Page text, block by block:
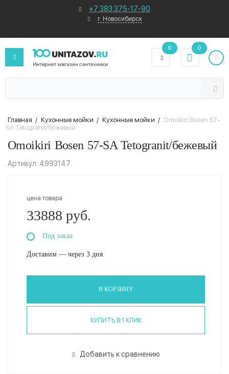
+7 383 375-17-90
г. Новосибирск
0 0
Главная / Кухонные мойки / Кухонные мойки / Omoikiri Bosen 57-
SA Tetogranit/бежевый
Omoikiri Bosen 57-SA Tetogranit/бежевый
Артикул: 4993147
цена товара
33888 руб.
Под заказ
Доставим — через 3 дня
В КОРЗИНУ
КУПИТЬ В 1 КЛИК
Добавить к сравнению